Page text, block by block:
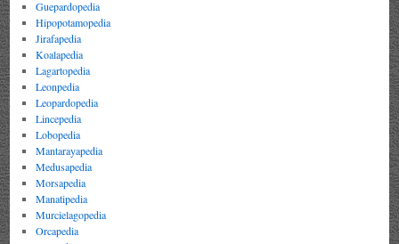
Guepardopedia
Hipopotamopedia
Jirafapedia
Koalapedia
Lagartopedia
Leonpedia
Leopardopedia
Lincepedia
Lobopedia
Mantarayapedia
Medusapedia
Morsapedia
Manatipedia
Murcielagopedia
Orcapedia